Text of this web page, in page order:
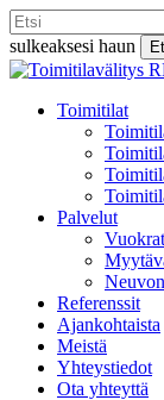
Skip
to
main
content
sulkeaksesi haun
Close
Menu
Toimitilat
Palvelut
Referenssit
Ajankohtaista
Meistä
Yhteystiedot
Ota yhteyttä